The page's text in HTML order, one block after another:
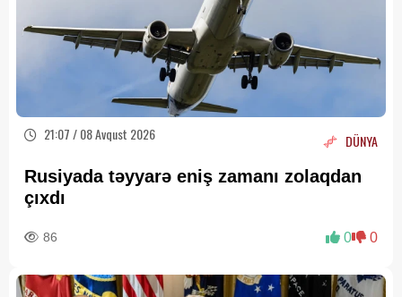
21:07 / 08 Avqust 2026 DÜNYA
Rusiyada təyyarə eniş zamanı zolaqdan
çıxdı
86 0 0